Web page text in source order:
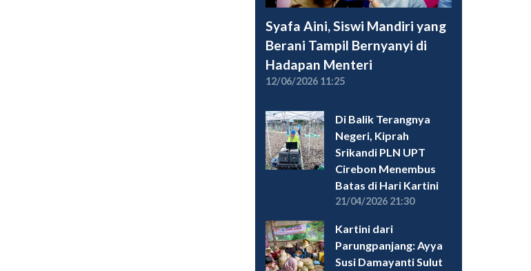
Syafa Aini, Siswi Mandiri yang
Berani Tampil Bernyanyi di
Hadapan Menteri
12/06/2026 11:25
Di Balik Terangnya
Negeri, Kiprah
Srikandi PLN UPT
Cirebon Menembus
Batas di Hari Kartini
21/04/2026 21:30
Kartini dari
Parungpanjang: Ayya
Susi Damayanti Sulut